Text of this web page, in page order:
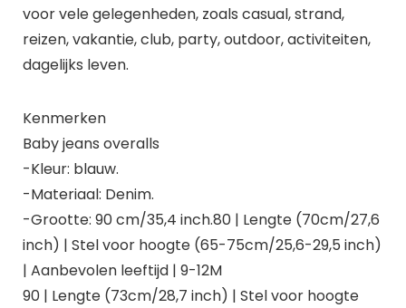
voor vele gelegenheden, zoals casual, strand,
reizen, vakantie, club, party, outdoor, activiteiten,
dagelijks leven.
Kenmerken
Baby jeans overalls
-Kleur: blauw.
-Materiaal: Denim.
-Grootte: 90 cm/35,4 inch.80 | Lengte (70cm/27,6
inch) | Stel voor hoogte (65-75cm/25,6-29,5 inch)
| Aanbevolen leeftijd | 9-12M
90 | Lengte (73cm/28,7 inch) | Stel voor hoogte